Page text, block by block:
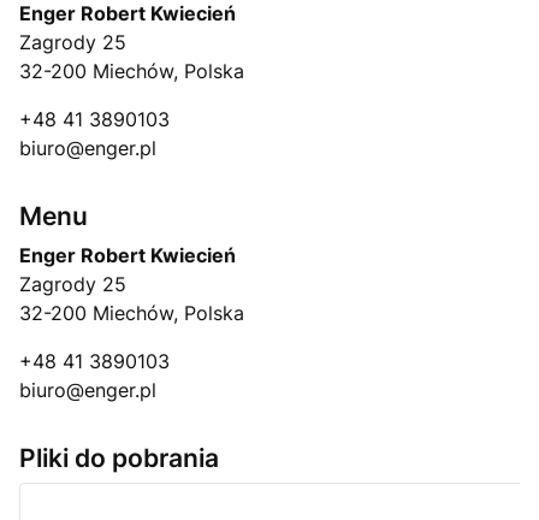
Enger Robert Kwiecień
Zagrody 25
32-200 Miechów, Polska
+48 41 3890103
biuro@enger.pl
Menu
Enger Robert Kwiecień
Zagrody 25
32-200 Miechów, Polska
+48 41 3890103
biuro@enger.pl
Pliki do pobrania